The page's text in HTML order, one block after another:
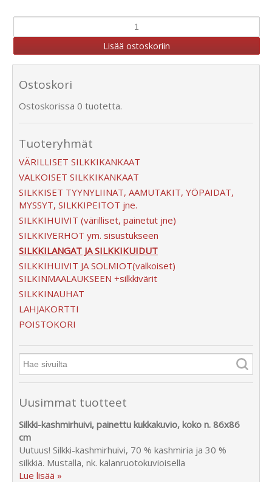
Ostoskori
Ostoskorissa 0 tuotetta.
Tuoteryhmät
VÄRILLISET SILKKIKANKAAT
VALKOISET SILKKIKANKAAT
SILKKISET TYYNYLIINAT, AAMUTAKIT, YÖPAIDAT,
MYSSYT, SILKKIPEITOT jne.
SILKKIHUIVIT (värilliset, painetut jne)
SILKKIVERHOT ym. sisustukseen
SILKKILANGAT JA SILKKIKUIDUT
SILKKIHUIVIT JA SOLMIOT(valkoiset)
SILKINMAALAUKSEEN +silkkivärit
SILKKINAUHAT
LAHJAKORTTI
POISTOKORI
Uusimmat tuotteet
Silkki-kashmirhuivi, painettu kukkakuvio, koko n. 86x86
cm
Uutuus! Silkki-kashmirhuivi, 70 % kashmiria ja 30 %
silkkiä. Mustalla, nk. kalanruotokuvioisella
Lue lisää »